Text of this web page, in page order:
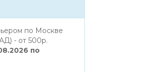
по Москве
- от 500р.
по